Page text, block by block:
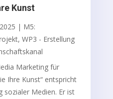
Kunst
| M5:
, WP3 - Erstellung
Marketing für
Ihre Kunst“ entspricht
sozialer Medien. Er ist